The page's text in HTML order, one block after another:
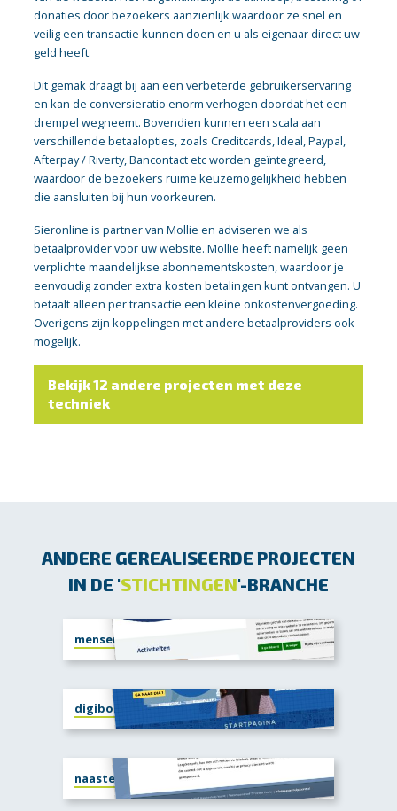
donaties door bezoekers aanzienlijk waardoor ze snel en
veilig een transactie kunnen doen en u als eigenaar direct uw
geld heeft.
Dit gemak draagt bij aan een verbeterde gebruikerservaring
en kan de conversieratio enorm verhogen doordat het een
drempel wegneemt. Bovendien kunnen een scala aan
verschillende betaalopties, zoals Creditcards, Ideal, Paypal,
Afterpay / Riverty, Bancontact etc worden geïntegreerd,
waardoor de bezoekers ruime keuzemogelijkheid hebben
die aansluiten bij hun voorkeuren.
Sieronline is partner van Mollie en adviseren we als
betaalprovider voor uw website. Mollie heeft namelijk geen
verplichte maandelijkse abonnementskosten, waardoor je
eenvoudig zonder extra kosten betalingen kunt ontvangen. U
betaalt alleen per transactie een kleine onkostenvergoeding.
Overigens zijn koppelingen met andere betaalproviders ook
mogelijk.
Bekijk 12 andere projecten met deze
techniek
ANDERE GEREALISEERDE PROJECTEN
IN DE 'STICHTINGEN'-BRANCHE
mensenwelzijn.nl
digibord.compassion.nl
naastenhulpvoorst.nl